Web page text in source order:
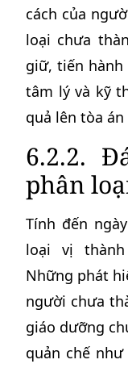
cách của
loại chưa
giữ, tiến
tâm lý và kỹ
quả lên tòa
6.2.2.
phân
Tính đến
loại vị
Những phát
người chưa
giáo dưỡng
quản chế